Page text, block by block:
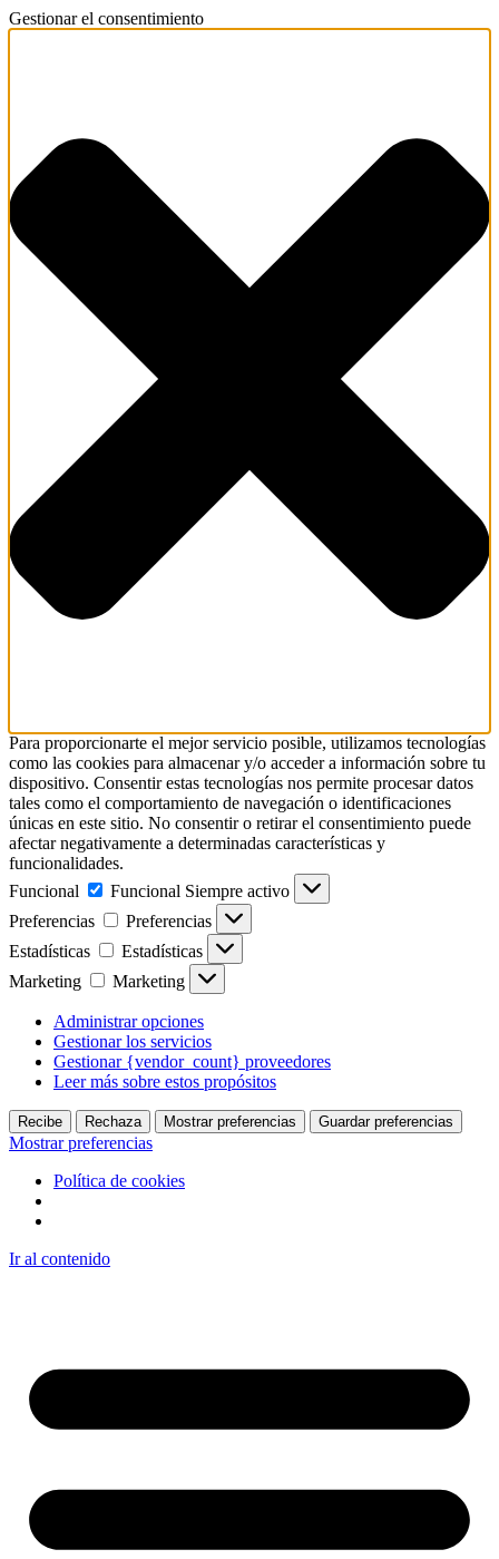
Gestionar el consentimiento
Para proporcionarte el mejor servicio posible, utilizamos tecnologías
como las cookies para almacenar y/o acceder a información sobre tu
dispositivo. Consentir estas tecnologías nos permite procesar datos
tales como el comportamiento de navegación o identificaciones
únicas en este sitio. No consentir o retirar el consentimiento puede
afectar negativamente a determinadas características y
funcionalidades.
Funcional
Funcional Siempre activo
Preferencias
Preferencias
Estadísticas
Estadísticas
Marketing
Marketing
Administrar opciones
Gestionar los servicios
Gestionar {vendor_count} proveedores
Leer más sobre estos propósitos
Recibe Rechaza Mostrar preferencias Guardar preferencias
Mostrar preferencias
Política de cookies
Ir al contenido